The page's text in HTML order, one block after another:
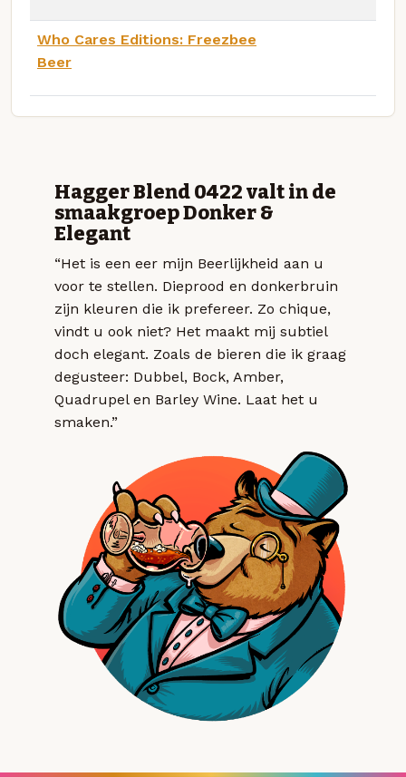
Who Cares Editions: Freezbee
Beer
Hagger Blend 0422 valt in de
smaakgroep Donker &
Elegant
“Het is een eer mijn Beerlijkheid aan u
voor te stellen. Dieprood en donkerbruin
zijn kleuren die ik prefereer. Zo chique,
vindt u ook niet? Het maakt mij subtiel
doch elegant. Zoals de bieren die ik graag
degusteer: Dubbel, Bock, Amber,
Quadrupel en Barley Wine. Laat het u
smaken.”